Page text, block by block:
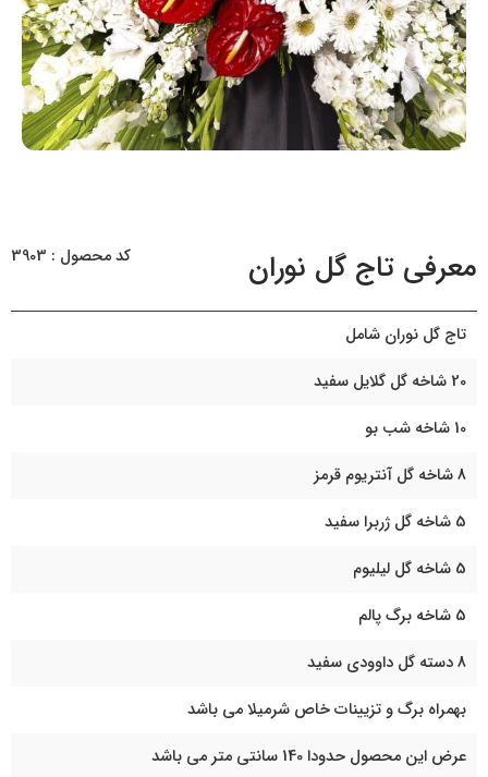
معرفی تاج گل نوران کد محصول : 3903
تاج گل نوران شامل
20 شاخه گل گلایل سفید
10 شاخه شب بو
8 شاخه گل آنتریوم قرمز
5 شاخه گل ژربرا سفید
5 شاخه گل لیلیوم
5 شاخه برگ پالم
8 دسته گل داوودی سفید
بهمراه برگ و تزیینات خاص شرمیلا می باشد
عرض این محصول حدودا 140 سانتی متر می باشد